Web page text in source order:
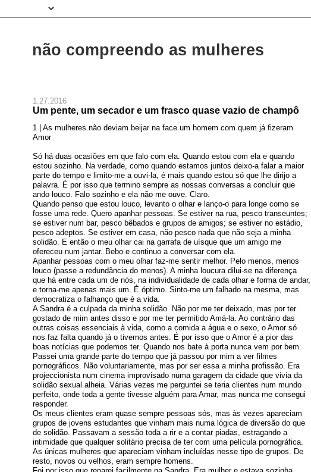
não compreendo as mulheres
1.27.2016
Um pente, um secador e um frasco quase vazio de champô
1 | As mulheres não deviam beijar na face um homem com quem já fizeram
Amor
Só há duas ocasiões em que falo com ela. Quando estou com ela e quando
estou sozinho. Na verdade, como quando estamos juntos deixo-a falar a maior
parte do tempo e limito-me a ouvi-la, é mais quando estou só que lhe dirijo a
palavra. É por isso que termino sempre as nossas conversas a concluir que
ando louco. Falo sozinho e ela não me ouve. Claro.
Quando penso que estou louco, levanto o olhar e lanço-o para longe como se
fosse uma rede. Quero apanhar pessoas. Se estiver na rua, pesco transeuntes;
se estiver num bar, pesco bêbados e grupos de amigos; se estiver no estádio,
pesco adeptos. Se estiver em casa, não pesco nada que não seja a minha
solidão. E então o meu olhar cai na garrafa de uísque que um amigo me
ofereceu num jantar. Bebo e continuo a conversar com ela.
Apanhar pessoas com o meu olhar faz-me sentir melhor. Pelo menos, menos
louco (passe a redundância do menos). A minha loucura dilui-se na diferença
que há entre cada um de nós, na individualidade de cada olhar e forma de andar,
e torna-me apenas mais um. É óptimo. Sinto-me um falhado na mesma, mas
democratiza o falhanço que é a vida.
A Sandra é a culpada da minha solidão. Não por me ter deixado, mas por ter
gostado de mim antes disso e por me ter permitido Amá-la. Ao contrário das
outras coisas essenciais à vida, como a comida a água e o sexo, o Amor só
nos faz falta quando já o tivemos antes. É por isso que o Amor é a pior das
boas notícias que podemos ter. Quando nos bate à porta nunca vem por bem.
Passei uma grande parte do tempo que já passou por mim a ver filmes
pornográficos. Não voluntariamente, mas por ser essa a minha profissão. Era
projeccionista num cinema improvisado numa garagem da cidade que vivia da
solidão sexual alheia. Várias vezes me perguntei se teria clientes num mundo
perfeito, onde toda a gente tivesse alguém para Amar, mas nunca me consegui
responder.
Os meus clientes eram quase sempre pessoas sós, mas às vezes apareciam
grupos de jovens estudantes que vinham mais numa lógica de diversão do que
de solidão. Passavam a sessão toda a rir e a contar piadas, estragando a
intimidade que qualquer solitário precisa de ter com uma película pornográfica.
As únicas mulheres que apareciam vinham incluídas nesse tipo de grupos. De
resto, novos ou velhos, eram sempre homens.